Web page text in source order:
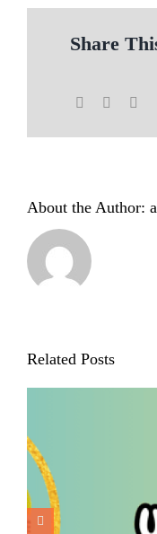
Share
Facebook
About the Author:
Related Posts
Obat